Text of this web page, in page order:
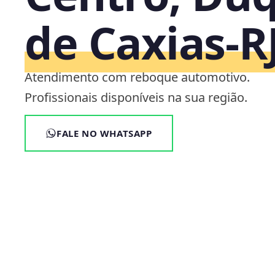
de
Atendimento com reboque automotivo.
Profissionais disponíveis na sua região.
FALE NO WHATSAPP